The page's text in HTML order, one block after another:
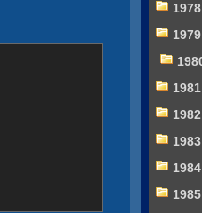
1978
1979
1981
1982
1983
1984
1985